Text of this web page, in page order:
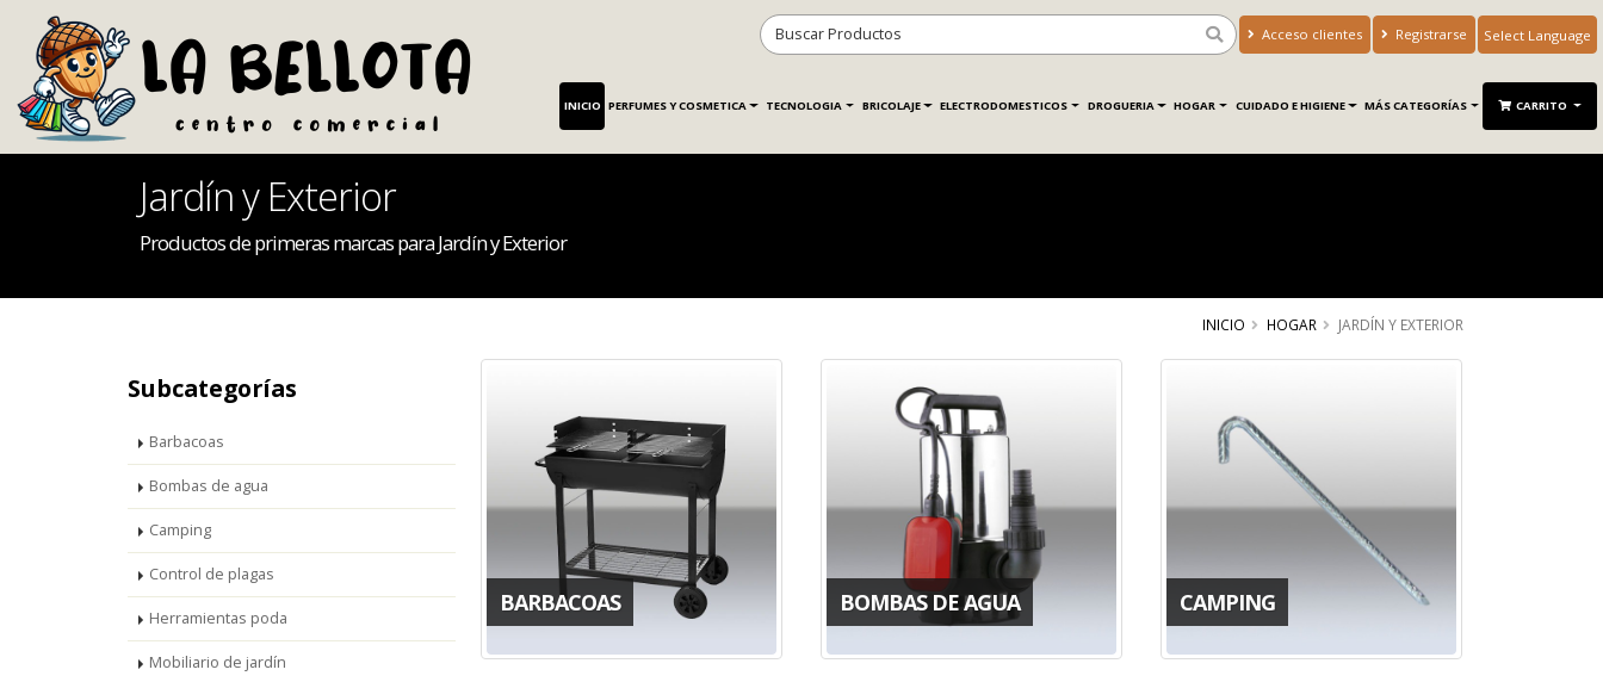
Acceso clientes Registrarse
Translate
INICIO PERFUMES Y COSMETICA TECNOLOGIA BRICOLAJE ELECTRODOMESTICOS DROGUERIA HOGAR CUIDADO E HIGIENE MÁS CATEGORÍAS CARRITO
Jardín y Exterior
Productos de primeras marcas para Jardín y Exterior
INICIO HOGAR JARDÍN Y EXTERIOR
Subcategorías
Barbacoas
Bombas de agua
Camping
Control de plagas
Herramientas poda
Mobiliario de jardín
BARBACOAS BOMBAS DE AGUA CAMPING